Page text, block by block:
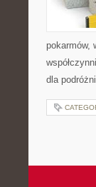
pokarmów,
dla